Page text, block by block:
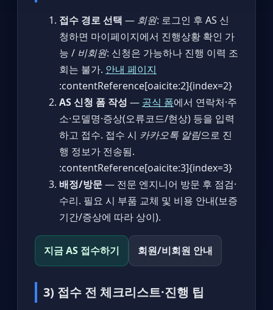
접수 경로 선택 — 회원: 로그인 후 AS 신
청하면 마이페이지에서 진행상황 확인 가
능 / 비회원: 신청은 가능하나 진행 이력 조
회는 불가. 안내 페이지
:contentReference[oaicite:2]{index=2}
AS 신청 폼 작성 — 공식 폼에서 연락처·주
소·모델명·증상(오류코드/현상) 등을 입력
하고 접수. 접수 시 카카오톡 알림으로 진
행 정보가 전송됨.
:contentReference[oaicite:3]{index=3}
배정/방문— 전문 엔지니어 방문 후 점검·
수리. 필요 시 부품 교체 및 비용 안내(보증
기간/증상에 따라 상이).
지금 AS 접수하기 회원/비회원 안내
3) 접수 전 체크리스트·진행 팁